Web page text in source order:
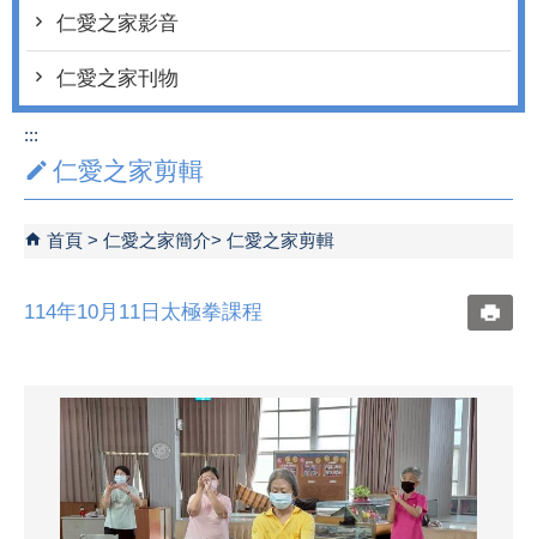
仁愛之家影音
仁愛之家刊物
:::
仁愛之家剪輯
首頁 仁愛之家簡介 仁愛之家剪輯
114年10月11日太極拳課程